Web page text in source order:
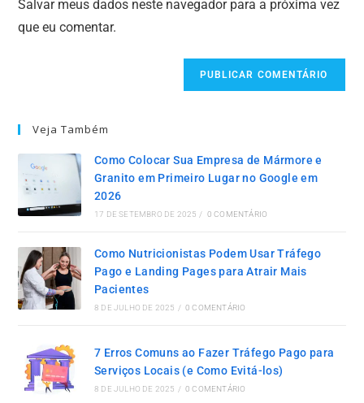
Salvar meus dados neste navegador para a próxima vez
que eu comentar.
Veja Também
Como Colocar Sua Empresa de Mármore e
Granito em Primeiro Lugar no Google em
2026
17 DE SETEMBRO DE 2025 / 0 COMENTÁRIO
Como Nutricionistas Podem Usar Tráfego
Pago e Landing Pages para Atrair Mais
Pacientes
8 DE JULHO DE 2025 / 0 COMENTÁRIO
7 Erros Comuns ao Fazer Tráfego Pago para
Serviços Locais (e Como Evitá-los)
8 DE JULHO DE 2025 / 0 COMENTÁRIO